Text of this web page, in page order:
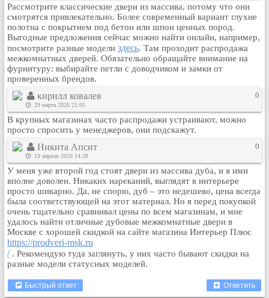
Беседы
Игры
Кулинария
Физкультура и спорт
Видео и Кино
Авто. Мото.
Космос
Домашние питомцы
Медицина
Компьютер
Ещё
Пользователи / Поиск
Группы
Норм
Музыкальный архив
Видео архив
Дело
Организации
Объявления
Рассмотрите классические двери из массива, потому что они
смотрятся привлекательно. Более современный вариант глухие
полотна с покрытием под бетон или шпон ценных пород.
Выгодные предложения сейчас можно найти онлайн, например,
посмотрите разные модели здесь. Там проходит распродажа
межкомнатных дверей. Обязательно обращайте внимание на
фурнитуру: выбирайте петли с доводчиком и замки от
проверенных брендов.
кирилл ковалев
29 марта 2026 21:05
0
В крупных магазинах часто распродажи устраивают, можно
просто спросить у менеджеров, они подскажут.
Никита Апсит
19 апреля 2026 14:28
0
У меня уже второй год стоят двери из массива дуба, и я ими
вполне доволен. Никаких нареканий, выглядят в интерьере
просто шикарно. Да, не спорю, дуб – это недешево, цена всегда
была соответствующей на этот материал. Но я перед покупкой
очень тщательно сравнивал цены по всем магазинам, и мне
удалось найти отличные дубовые межкомнатные двери в
Москве с хорошей скидкой на сайте магазина Интерьер Плюс
https://prodveri-msk.ru
/. Рекомендую туда заглянуть, у них часто бывают скидки на
разные модели статусных моделей.
Быстрый ответ Ответить